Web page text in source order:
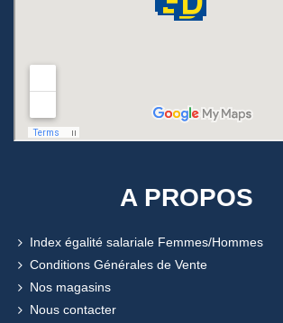
A PROPOS
Index égalité salariale Femmes/Hommes
Conditions Générales de Vente
Nos magasins
Nous contacter